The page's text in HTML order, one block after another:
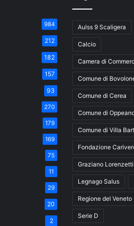
984
212
182
157
93
270
179
169
75
11
29
20
2
Aulss 9 Scaligera
Calcio
Camera di
Comune di
Comune di Cerea
Comune di
Comune di Villa
Fondazione
Graziano Lorenzetti
Legnago Salus
Regione del Veneto
Serie D